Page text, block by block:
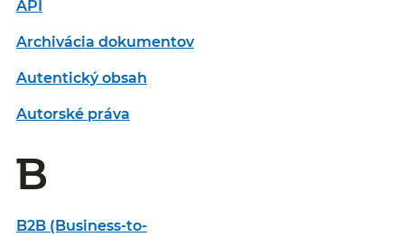
API
Archivácia dokumentov
Autentický obsah
Autorské práva
B
B2B (Business-to-